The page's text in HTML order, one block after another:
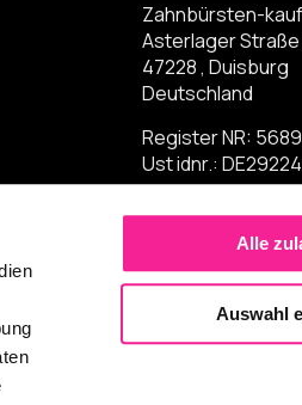
Alle
Auswahl
Zahnbürsten-
Asterlager Straße
47228 , Duisburg
Deutschland
Register NR:
Ust idnr.: